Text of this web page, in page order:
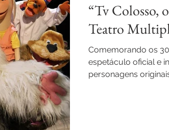
“Tv Colosso,
Teatro
Comemorando os
espetáculo oficial e
personagens